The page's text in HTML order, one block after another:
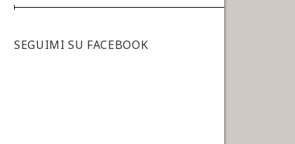
SEGUIMI SU FACEBOOK